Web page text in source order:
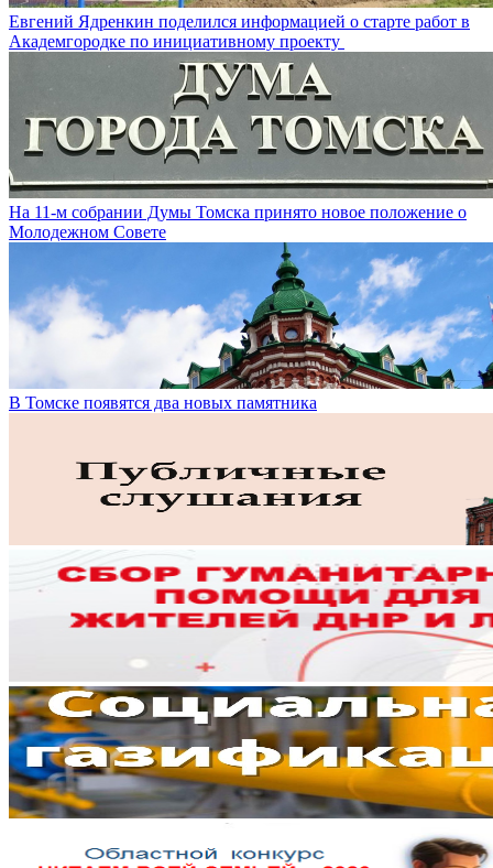
Евгений Ядренкин поделился информацией о старте работ в
Академгородке по инициативному проекту
На 11-м собрании Думы Томска принято новое положение о
Молодежном Совете
В Томске появятся два новых памятника